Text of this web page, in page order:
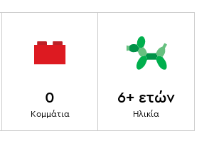
0
Κομμάτια
6+ ετών
Ηλικία